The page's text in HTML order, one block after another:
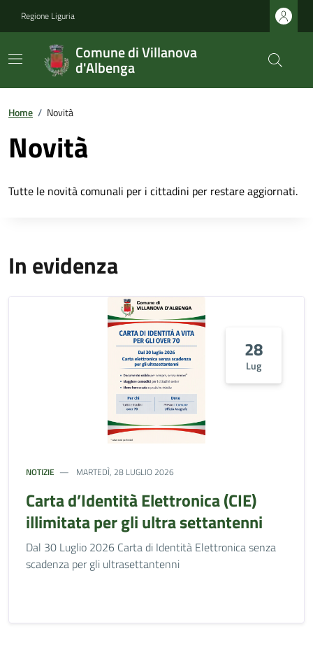
Regione Liguria
Comune di Villanova
d'Albenga
Home / Novità
Novità
Tutte le novità comunali per i cittadini per restare aggiornati.
In evidenza
28
Lug
NOTIZIE MARTEDÌ, 28 LUGLIO 2026
Carta d’Identità Elettronica (CIE)
illimitata per gli ultra settantenni
Dal 30 Luglio 2026 Carta di Identità Elettronica senza
scadenza per gli ultrasettantenni